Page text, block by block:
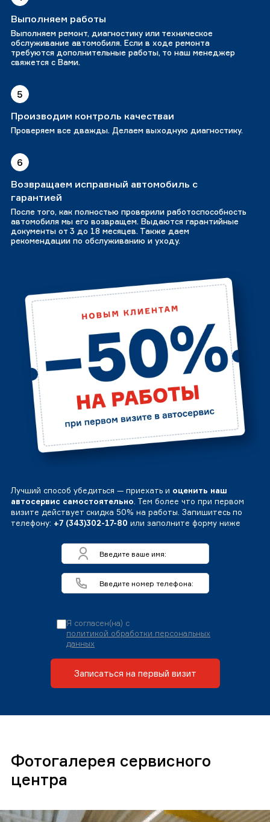
Выполняем работы
Выполняем ремонт, диагностику или техническое
обслуживание автомобиля. Если в ходе ремонта
требуются дополнительные работы, то наш менеджер
свяжется с Вами.
5
Производим контроль качестваи
Проверяем все дважды. Делаем выходную диагностику.
6
Возвращаем исправный автомобиль с
гарантией
После того, как полностью проверили работоспособность
автомобиля мы его возвращем. Выдаются гарантийные
документы от 3 до 18 месяцев. Также даем
рекомендации по обслуживанию и уходу.
Лучший способ убедиться — приехать и оценить наш
автосервис самостоятельно. Тем более что при первом
визите действует скидка 50% на работы. Запишитесь по
телефону: +7 (343)302-17-80 или заполните форму ниже
Я согласен(на) с
политикой обработки персональных
данных
Записаться на первый визит
Фотогалерея сервисного
центра